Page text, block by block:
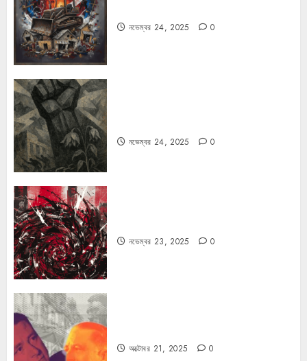
নভেম্বর 24, 2025 0
নভেম্বর 24, 2025 0
নভেম্বর 23, 2025 0
অক্টোবর 21, 2025 0